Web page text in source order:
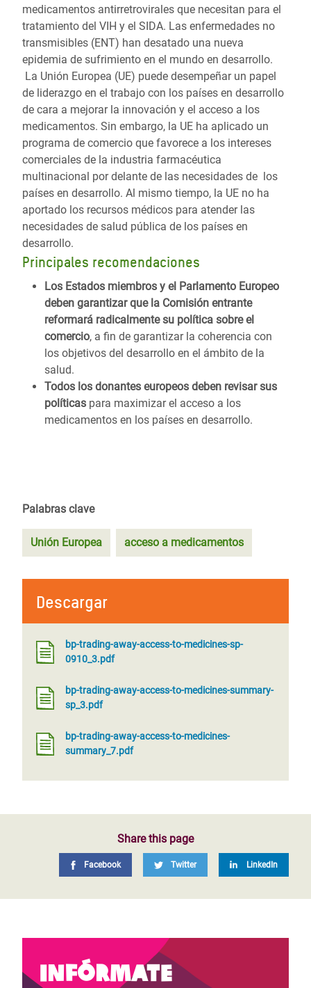
medicamentos antirretrovirales que necesitan para el
tratamiento del VIH y el SIDA. Las enfermedades no
transmisibles (ENT) han desatado una nueva
epidemia de sufrimiento en el mundo en desarrollo.
La Unión Europea (UE) puede desempeñar un papel
de liderazgo en el trabajo con los países en desarrollo
de cara a mejorar la innovación y el acceso a los
medicamentos. Sin embargo, la UE ha aplicado un
programa de comercio que favorece a los intereses
comerciales de la industria farmacéutica
multinacional por delante de las necesidades de los
países en desarrollo. Al mismo tiempo, la UE no ha
aportado los recursos médicos para atender las
necesidades de salud pública de los países en
desarrollo.
Principales recomendaciones
Los Estados miembros y el Parlamento Europeo
deben garantizar que la Comisión entrante
reformará radicalmente su política sobre el
comercio, a fin de garantizar la coherencia con
los objetivos del desarrollo en el ámbito de la
salud.
Todos los donantes europeos deben revisar sus
políticas para maximizar el acceso a los
medicamentos en los países en desarrollo.
Palabras clave
Unión Europea acceso a medicamentos
Descargar
bp-trading-away-access-to-medicines-sp-
0910_3.pdf
bp-trading-away-access-to-medicines-summary-
sp_3.pdf
bp-trading-away-access-to-medicines-
summary_7.pdf
Share this page
Facebook Twitter LinkedIn
Infórmate